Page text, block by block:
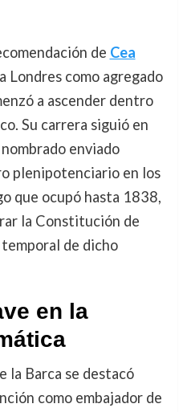
de Cea
Londres como agregado
a ascender dentro
Su carrera siguió en
enviado
plenipotenciario en los
que ocupó hasta 1838,
la Constitución de
de dicho
en la
la Barca se destacó
como embajador de